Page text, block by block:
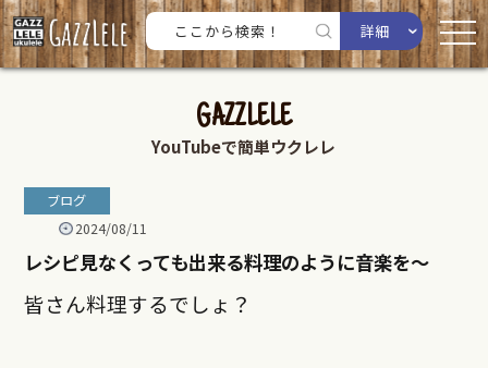
詳細
GAZZLELE
YouTubeで簡単ウクレレ
ブログ
2024/08/11
レシピ見なくっても出来る料理のように音楽を〜
皆さん料理するでしょ？